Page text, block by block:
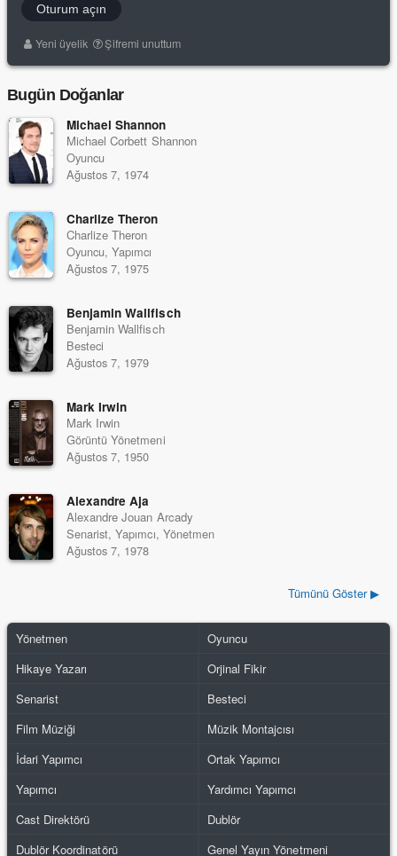
Oturum açın
Yeni üyelik Şifremi unuttum
Bugün Doğanlar
Michael Shannon
Michael Corbett Shannon
Oyuncu
Ağustos 7, 1974
Charlize Theron
Charlize Theron
Oyuncu, Yapımcı
Ağustos 7, 1975
Benjamin Wallfisch
Benjamin Wallfisch
Besteci
Ağustos 7, 1979
Mark Irwin
Mark Irwin
Görüntü Yönetmeni
Ağustos 7, 1950
Alexandre Aja
Alexandre Jouan Arcady
Senarist, Yapımcı, Yönetmen
Ağustos 7, 1978
Tümünü Göster ▶
Yönetmen
Oyuncu
Hikaye Yazarı
Orjinal Fikir
Senarist
Besteci
Film Müziği
Müzik Montajcısı
İdari Yapımcı
Ortak Yapımcı
Yapımcı
Yardımcı Yapımcı
Cast Direktörü
Dublör
Dublör Koordinatörü
Genel Yayın Yönetmeni